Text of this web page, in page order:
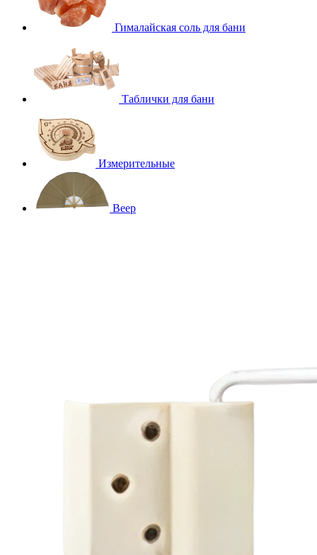
Гималайская соль для бани
Таблички для бани
Измерительные
Веер